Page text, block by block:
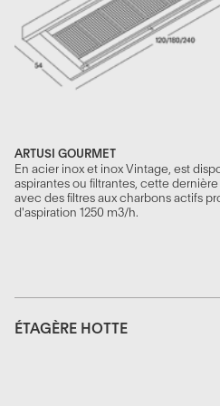
ARTUSI GOURMET
En acier inox et inox Vintage, est
aspirantes ou filtrantes, cette
avec des filtres aux charbons actifs
d'aspiration 1250 m3/h.
ÉTAGÈRE HOTTE